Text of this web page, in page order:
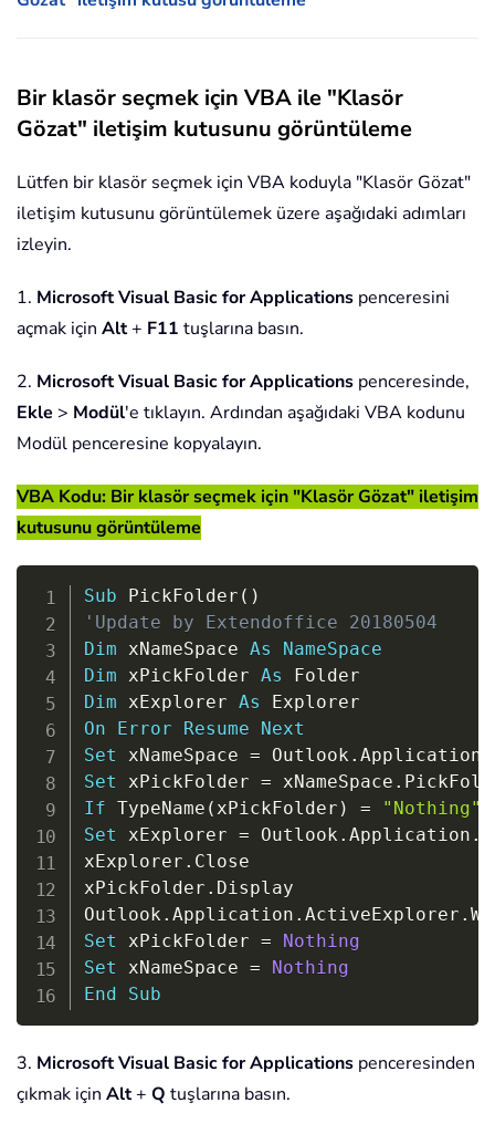
Bir klasör seçmek için VBA ile "Klasör
Gözat" iletişim kutusunu görüntüleme
Lütfen bir klasör seçmek için VBA koduyla "Klasör Gözat"
iletişim kutusunu görüntülemek üzere aşağıdaki adımları
izleyin.
1. Microsoft Visual Basic for Applications penceresini
açmak için Alt+ F11 tuşlarına basın.
2. Microsoft Visual Basic for Applications penceresinde,
Ekle > Modül'e tıklayın. Ardından aşağıdaki VBA kodunu
Modül penceresine kopyalayın.
VBA Kodu: Bir klasör seçmek için "Klasör Gözat" iletişim
kutusunu görüntüleme
Sub PickFolder ( )
'Update by Extendoffice 20180504
Dim xNameSpace As
NameSpace
Dim xPickFolder As
Dim xExplorer As
On
Error Resume
Next
Set xNameSpace = Outlook . Application
Set xPickFolder = xNameSpace .
If TypeName ( xPickFolder ) = "Nothing"
Set xExplorer = Outlook . Application .
xExplorer . Close
xPickFolder . Display
Outlook . Application . ActiveExplorer .
Set xPickFolder =
Nothing
Set xNameSpace =
Nothing
End
Sub
3. Microsoft Visual Basic for Applications penceresinden
çıkmak için Alt+ Q tuşlarına basın.